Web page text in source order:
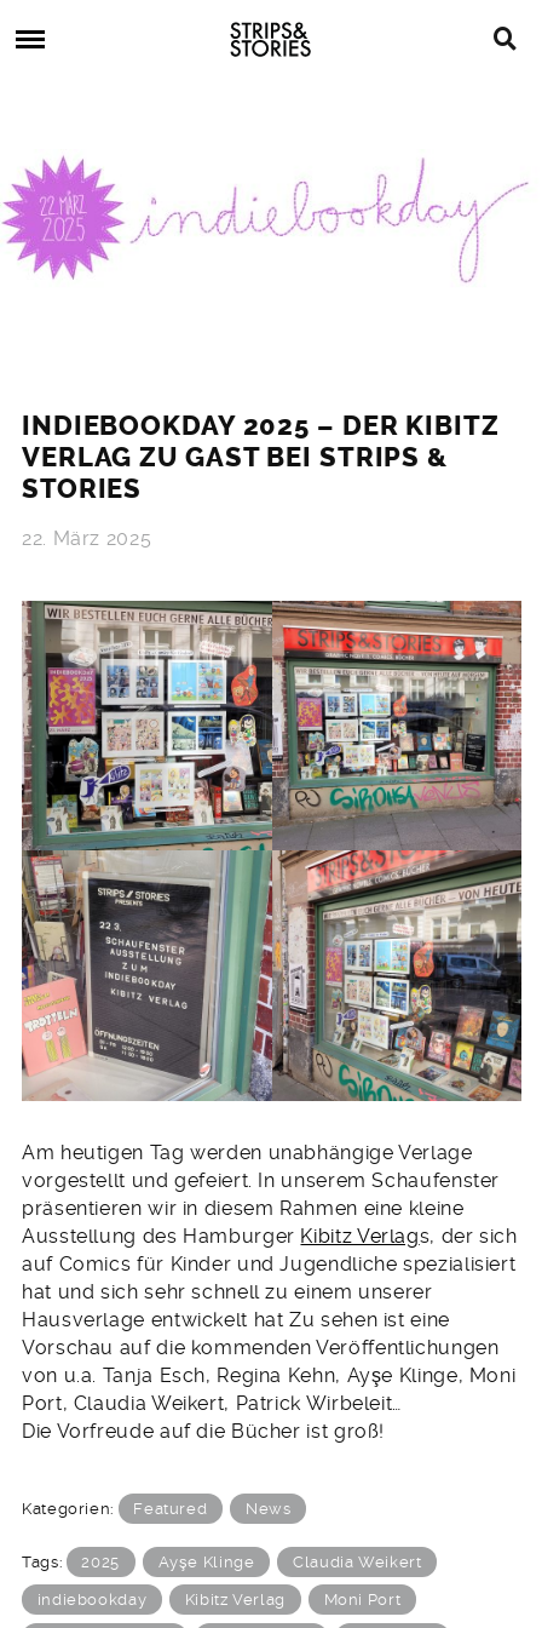
to
Strips
&
Bücher
INDIEBOOKDAY 2025 – DER KIBITZ
VERLAG ZU GAST BEI STRIPS &
STORIES
22. März 2025
Am heutigen Tag werden unabhängige Verlage
vorgestellt und gefeiert. In unserem Schaufenster
präsentieren wir in diesem Rahmen eine kleine
Ausstellung des Hamburger Kibitz Verlags, der sich
auf Comics für Kinder und Jugendliche spezialisiert
hat und sich sehr schnell zu einem unserer
Hausverlage entwickelt hat Zu sehen ist eine
Vorschau auf die kommenden Veröffentlichungen
von u.a. Tanja Esch, Regina Kehn, Ayşe Klinge, Moni
Port, Claudia Weikert, Patrick Wirbeleit…
Die Vorfreude auf die Bücher ist groß!
Kategorien: Featured News
Tags: 2025 Ayşe Klinge Claudia Weikert
indiebookday Kibitz Verlag Moni Port